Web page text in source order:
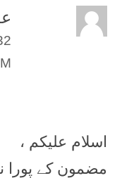
اسلام علیکم ،
مضمون کے